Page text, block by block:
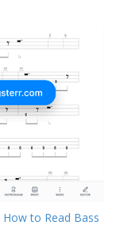
How to Read Bass